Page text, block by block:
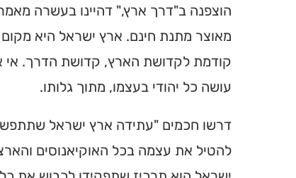
הוצפנה ב"דרך ארץ," דהיינו בעשרה
מאוצר מתנת חינם. ארץ ישראל היא
קודמת לקדושת הארץ, קדושת הדרך. אי
עושה כל יהודי בעצמו, מתוך גלותו.
דרשו חכמים "עתידה ארץ ישראל
להטיל את עצמה בכל האוקיאנוסים